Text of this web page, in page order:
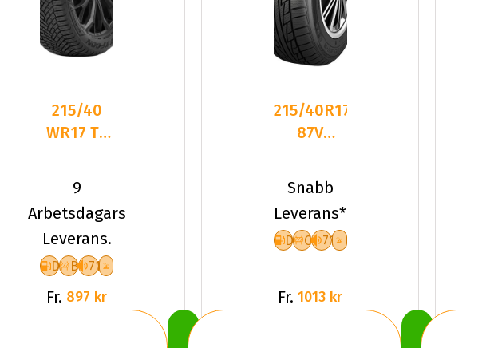
215/40
WR17 TL
TYFOON
ALL-
SEASON 7
XL
9
Arbetsdagars
Leverans.
D B 71
Fr. 897 kr
215/40R17
87V
SV-2 XL
Friktion
2025
Snabb
Leverans*
D C 71
Fr. 1013 kr